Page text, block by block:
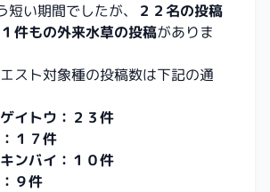
い期間でしたが、
２２名の投稿
件もの外来水草の投稿がありま
スト対象種の投稿数は下記の通
イトウ：２３件
１７件
ンバイ：１０件
９件